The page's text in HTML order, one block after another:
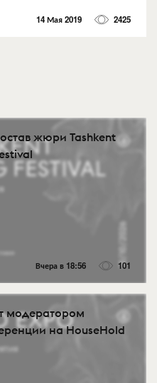
14 Мая 2019 2425
жюри Tashkent
Вчера в 18:56 101
модератором
на HouseHold